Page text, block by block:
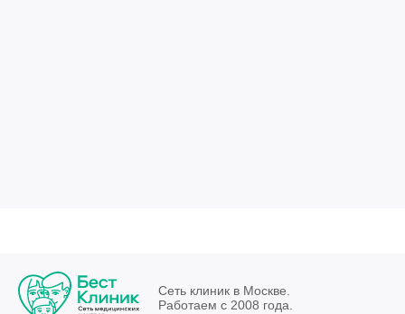
Сеть клиник в Москве.
Работаем с 2008 года.